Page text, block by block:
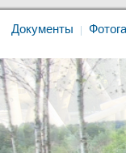
Документы